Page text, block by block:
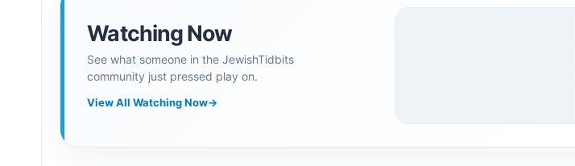
Watching Now
See what someone in the JewishTidbits
community just pressed play on.
View All Watching Now→